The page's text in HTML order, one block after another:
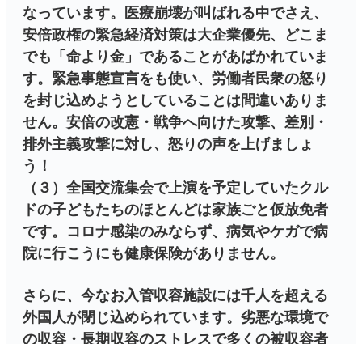
なっています。医療崩壊が叫ばれる中でさえ、
安倍政権の緊急経済対策は大企業優先、どこま
でも「命より金」であることがあばかれていま
す。緊急事態宣言をも使い、労働者民衆の怒り
を封じ込めようとしていることは間違いありま
せん。安倍の改憲・戦争へ向けた攻撃、差別・
排外主義攻撃に対し、怒りの声を上げましょ
う！
（３）全国交流集会で上演を予定していたクル
ドの子どもたちのほとんどは家族ごと仮放免者
です。コロナ感染のみならず、病気やケガで病
院に行こうにも健康保険がありません。
さらに、今なお入管収容施設には千人を超える
外国人が閉じ込められています。劣悪な環境で
の収容・長期収容のストレスで多くの被収容者